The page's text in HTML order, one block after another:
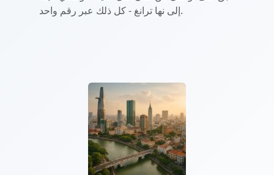
إلى نها ترانغ - كل ذلك عبر رقم واحد.